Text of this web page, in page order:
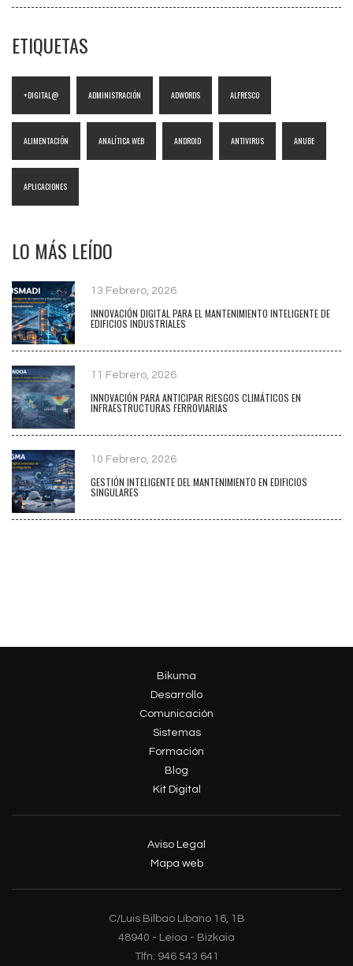
ETIQUETAS
+DIGITAL@ ADMINISTRACIÓN ADWORDS ALFRESCO
ALIMENTACIÓN ANALÍTICA WEB ANDROID ANTIVIRUS ANUBE
APLICACIONES
LO MÁS LEÍDO
13 Febrero, 2026
INNOVACIÓN DIGITAL PARA EL MANTENIMIENTO INTELIGENTE DE
EDIFICIOS INDUSTRIALES
11 Febrero, 2026
INNOVACIÓN PARA ANTICIPAR RIESGOS CLIMÁTICOS EN
INFRAESTRUCTURAS FERROVIARIAS
10 Febrero, 2026
GESTIÓN INTELIGENTE DEL MANTENIMIENTO EN EDIFICIOS
SINGULARES
Bikuma
Desarrollo
Comunicación
Sistemas
Formación
Blog
Kit Digital
Aviso Legal
Mapa web
C/Luis Bilbao Líbano 16, 1B
48940 - Leioa - Bizkaia
Tlfn: 946 543 641